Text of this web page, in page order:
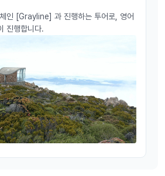
인 [Grayline] 과 진행하는 투어로, 영어
진행합니다.